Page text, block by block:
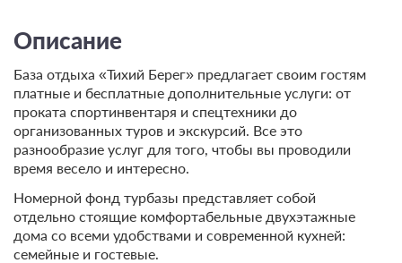
Описание
База отдыха «Тихий Берег» предлагает своим гостям
платные и бесплатные дополнительные услуги: от
проката спортинвентаря и спецтехники до
организованных туров и экскурсий. Все это
разнообразие услуг для того, чтобы вы проводили
время весело и интересно.
Номерной фонд турбазы представляет собой
отдельно стоящие комфортабельные двухэтажные
дома со всеми удобствами и современной кухней:
семейные и гостевые.